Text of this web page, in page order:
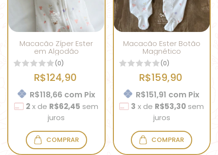
Macacão Zíper Ester
em Algodão
(0)
R$124,90
R$118,66 com Pix
2 x de R$62,45 sem
juros
COMPRAR
Macacão Ester Botão
Magnético
(0)
R$159,90
R$151,91 com Pix
3 x de R$53,30 sem
juros
COMPRAR